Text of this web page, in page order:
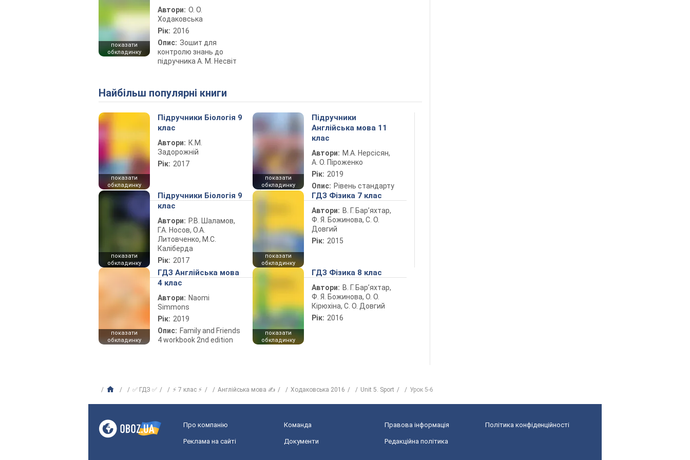
показати
обкладинку
Автори: О. О.
Ходаковська
Рік: 2016
Опис: Зошит для
контролю знань до
підручника А. М. Несвіт
Найбільш популярні книги
показати
обкладинку
Підручники Біологія 9
клас
Автори: К.М.
Задорожній
Рік: 2017
показати
обкладинку
Підручники
Англійська мова 11
клас
Автори: М.А. Нерсісян,
А. О. Піроженко
Рік: 2019
Опис: Рівень стандарту
показати
обкладинку
Підручники Біологія 9
клас
Автори: Р.В. Шаламов,
Г.А. Носов, О.А.
Литовченко, М.С.
Каліберда
Рік: 2017
показати
обкладинку
ГДЗ Фізика 7 клас
Автори: В. Г. Бар’яхтар,
Ф. Я. Божинова, С. О.
Довгий
Рік: 2015
показати
обкладинку
ГДЗ Англійська мова
4 клас
Автори: Naomi
Simmons
Рік: 2019
Опис: Family and Friends
4 workbook 2nd edition
показати
обкладинку
ГДЗ Фізика 8 клас
Автори: В. Г. Бар’яхтар,
Ф. Я. Божинова, О. О.
Кірюхіна, С. О. Довгий
Рік: 2016
✅ ГДЗ ✅ ⚡ 7 клас ⚡ Англійська мова ✍ Ходаковська 2016 Unit 5. Sport Урок 5-6
Про компанію Команда Правова інформація Політика конфіденційності
Реклама на сайті Документи Редакційна політика